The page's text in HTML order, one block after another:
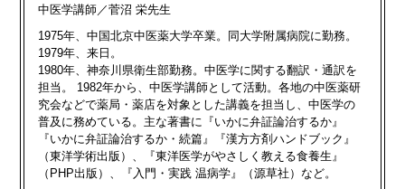
中医学講師／菅沼 栄先生
1975年、中国北京中医薬大学卒業。同大学附属病院に勤務。
1979年、来日。
1980年、神奈川県衛生部勤務。中医学に関する翻訳・通訳を
担当。 1982年から、中医学講師として活動。各地の中医薬研
究会などで薬局・薬店を対象とした講義を担当し、中医学の
普及に務めている。主な著書に『いかに弁証論治するか』
『いかに弁証論治するか・続篇』『漢方方剤ハンドブック』
（東洋学術出版）、『東洋医学がやさしく教える食養生』
（PHP出版）、『入門・実践 温病学』（源草社）など。